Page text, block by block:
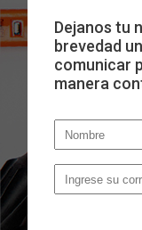
Dejanos tu
brevedad
comunicar
manera